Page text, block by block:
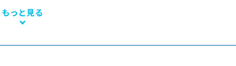
もっと見る